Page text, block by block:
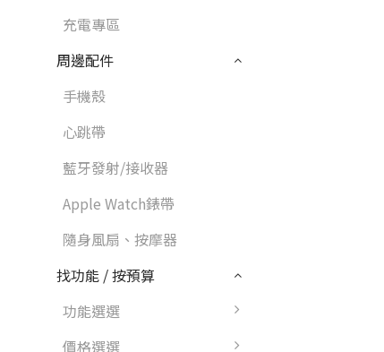
充電專區
周邊配件
手機殼
心跳帶
藍牙發射/接收器
Apple Watch錶帶
隨身風扇、按摩器
找功能 / 按預算
功能選選
價格選選